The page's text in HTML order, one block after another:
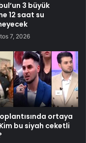
3 büyük
12 saat su
7, 2026
ortaya
Kim bu siyah ceketli